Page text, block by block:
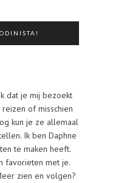
dat je mij bezoekt
of misschien
kun je ze allemaal
Ik ben Daphne
te maken heeft.
favorieten met je.
zien en volgen?